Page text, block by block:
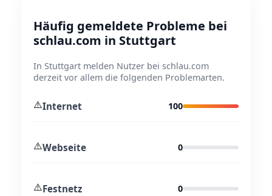
Häufig gemeldete Probleme bei
schlau.com in Stuttgart
In Stuttgart melden Nutzer bei schlau.com
derzeit vor allem die folgenden Problemarten.
⚠️Internet 100
⚠️Webseite 0
⚠️Festnetz 0